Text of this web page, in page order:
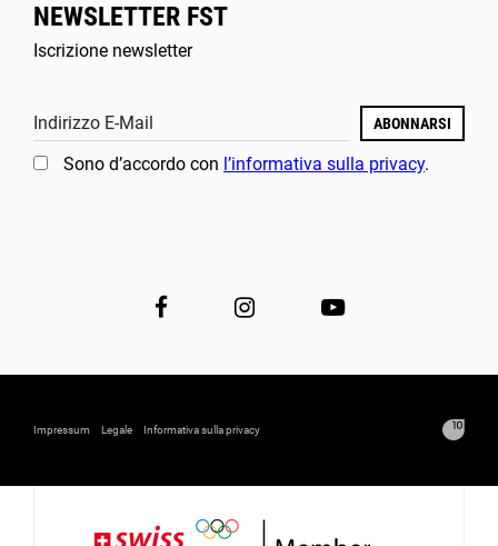
NEWSLETTER FST
Iscrizione newsletter
Indirizzo E-Mail ABONNARSI
Sono d’accordo con l’informativa sulla privacy.
Impressum Legale Informativa sulla privacy